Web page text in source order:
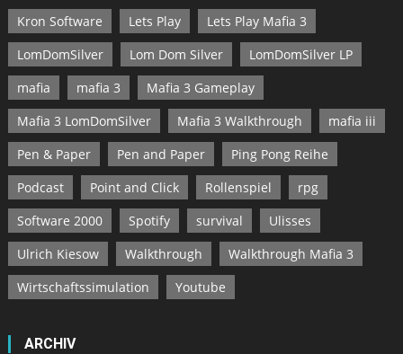
Kron Software
Lets Play
Lets Play Mafia 3
LomDomSilver
Lom Dom Silver
LomDomSilver LP
mafia
mafia 3
Mafia 3 Gameplay
Mafia 3 LomDomSilver
Mafia 3 Walkthrough
mafia iii
Pen & Paper
Pen and Paper
Ping Pong Reihe
Podcast
Point and Click Rollenspiel
rpg
Software 2000
Spotify survival
Ulisses
Ulrich Kiesow
Walkthrough
Walkthrough Mafia 3
Wirtschaftssimulation
Youtube
ARCHIV